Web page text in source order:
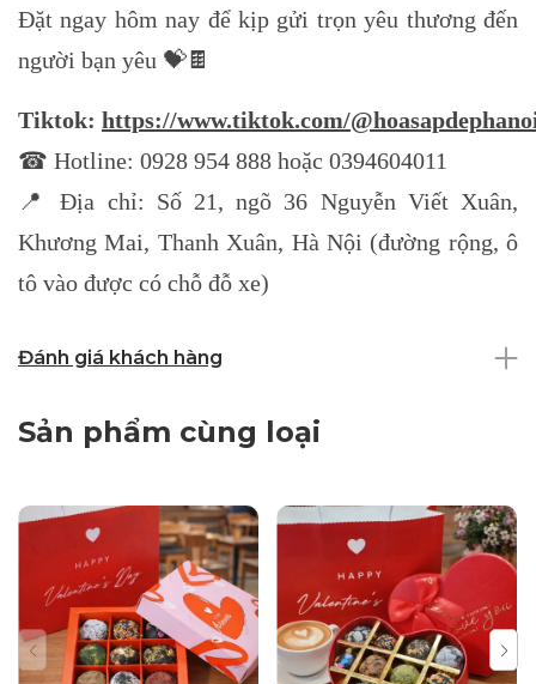
Đặt ngay hôm nay để kịp gửi trọn yêu thương đến
người bạn yêu 💝🍫
Tiktok: https://www.tiktok.com/
☎ Hotline: 0928 954 888 hoặc 0394604011
📍 Địa chỉ: Số 21, ngõ 36 Nguyễn Viết Xuân,
Khương Mai, Thanh Xuân, Hà Nội (đường rộng, ô
tô vào được có chỗ đỗ xe)
Đánh giá khách hàng
Sản phẩm cùng loại